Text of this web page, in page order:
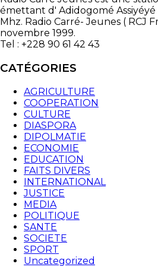
émettant d' Adidogomé Assiyéyé
Mhz. Radio Carré- Jeunes ( RCJ
novembre 1999.
Tel : +228 90 61 42 43
CATÉGORIES
AGRICULTURE
COOPERATION
CULTURE
DIASPORA
DIPOLMATIE
ECONOMIE
EDUCATION
FAITS DIVERS
INTERNATIONAL
JUSTICE
MEDIA
POLITIQUE
SANTE
SOCIETE
SPORT
Uncategorized